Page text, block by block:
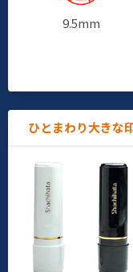
9.5mm
ひとまわり大きな